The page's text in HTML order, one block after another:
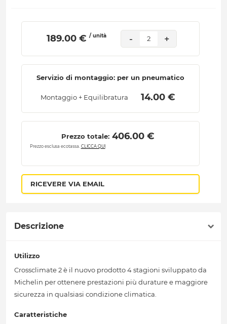
189.00 € / unità - 2 +
Servizio di montaggio: per un pneumatico
Montaggio + Equilibratura 14.00 €
Prezzo totale: 406.00 €
Prezzo esclusa ecotassa. CLICCA QUI
RICEVERE VIA EMAIL
Descrizione
Utilizzo
Crossclimate 2 è il nuovo prodotto 4 stagioni sviluppato da
Michelin per ottenere prestazioni più durature e maggiore
sicurezza in qualsiasi condizione climatica.
Caratteristiche